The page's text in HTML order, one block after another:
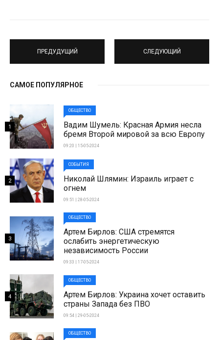
ПРЕДУДУЩИЙ СЛЕДУЮЩИЙ
САМОЕ ПОПУЛЯРНОЕ
ОБЩЕСТВО
Вадим Шумель: Красная Армия несла
бремя Второй мировой за всю Европу
09:20 | 15-05-2024
1
СОБЫТИЯ
Николай Шлямин: Израиль играет с
огнем
09:51 | 28-05-2024
2
ОБЩЕСТВО
Артем Бирлов: США стремятся
ослабить энергетическую
независимость России
09:33 | 17-05-2024
3
ОБЩЕСТВО
Артем Бирлов: Украина хочет оставить
страны Запада без ПВО
09:54 | 29-05-2024
4
ОБЩЕСТВО